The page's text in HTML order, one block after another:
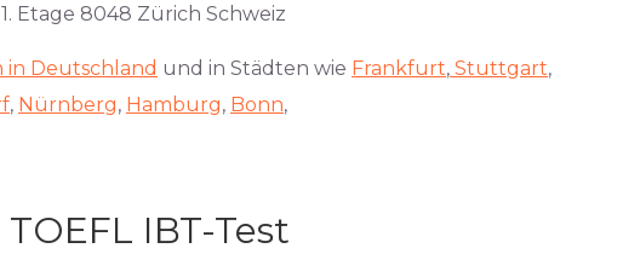
Etage 8048 Zürich Schweiz
in Deutschland und in Städten wie Frankfurt, Stuttgart,
, Nürnberg, Hamburg, Bonn,
IBT-Test